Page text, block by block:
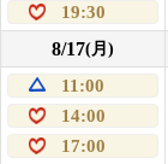
19:30
8/17(月)
11:00
14:00
17:00